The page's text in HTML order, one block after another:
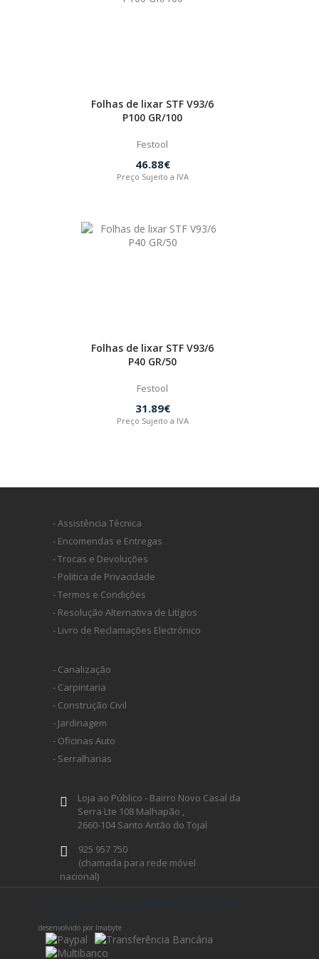
Folhas de lixar STF V93/6
P100 GR/100
Festool
46.88€
Preço Sujeito a IVA
Folhas de lixar STF V93/6
P40 GR/50
Festool
31.89€
Preço Sujeito a IVA
- Assistência Técnica
- Encomendas e Entregas
- Trocas e Devoluções
- Politica de Privacidade
- Termos e Condições
- Resolução Alternativa de Litígios
- Livro de Reclamações Electrónico
- Canalização
- Carpintaria
- Construção Civil
- Jardinagem
- Oficinas Auto
- Serralharias
Loja ao Público - Bairro Novo Casal da
Serra Lte 108 Malhapão ,
2660-104 Santo Antão do Tojal
925 957 750
(chamada para rede móvel
nacional)
geral@ferramentaprofissional.pt
Siga-nos
ferramentaprofissional.pt® 2026 - todos os direitos
reservados
desenvolvido por Imabyte